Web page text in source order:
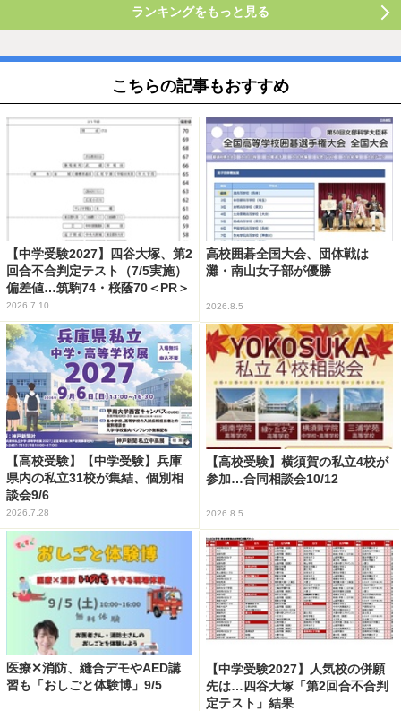
ランキングをもっと見る
こちらの記事もおすすめ
【中学受験2027】四谷大塚、第2
回合不合判定テスト（7/5実施）
偏差値…筑駒74・桜蔭70＜PR＞
2026.7.10
高校囲碁全国大会、団体戦は
灘・南山女子部が優勝
2026.8.5
【高校受験】【中学受験】兵庫
県内の私立31校が集結、個別相
談会9/6
2026.7.28
【高校受験】横須賀の私立4校が
参加…合同相談会10/12
2026.8.5
医療✕消防、縫合デモやAED講
習も「おしごと体験博」9/5
【中学受験2027】人気校の併願
先は…四谷大塚「第2回合不合判
定テスト」結果